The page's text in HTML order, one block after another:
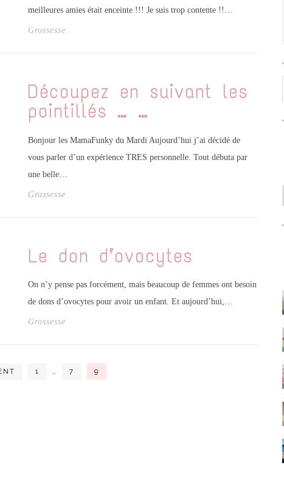
meilleures amies était enceinte !!! Je suis trop contente !!…
Grossesse
Découpez en suivant les
pointillés … …
Bonjour les MamaFunky du Mardi Aujourd’hui j’ai décidé de
vous parler d’un expérience TRES personnelle. Tout débuta par
une belle…
Grossesse
Le don d’ovocytes
On n’y pense pas forcément, mais beaucoup de femmes ont besoin
de dons d’ovocytes pour avoir un enfant. Et aujourd’hui,…
Grossesse
1 … 7 9